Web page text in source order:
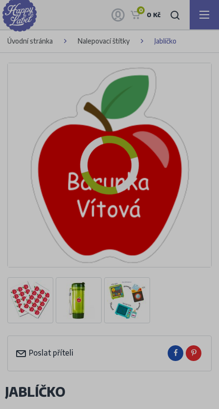
0
0 Kč
Úvodní stránka Nalepovací štítky Jablíčko
Poslat příteli
JABLÍČKO